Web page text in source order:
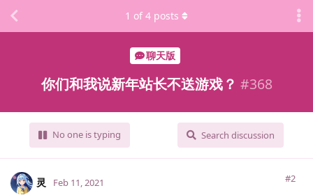
聊天版
你们和我说新年站长不送游戏？ #368
No one is typing Search discussion
1 of 4 posts
灵 #2
Feb 11, 2021